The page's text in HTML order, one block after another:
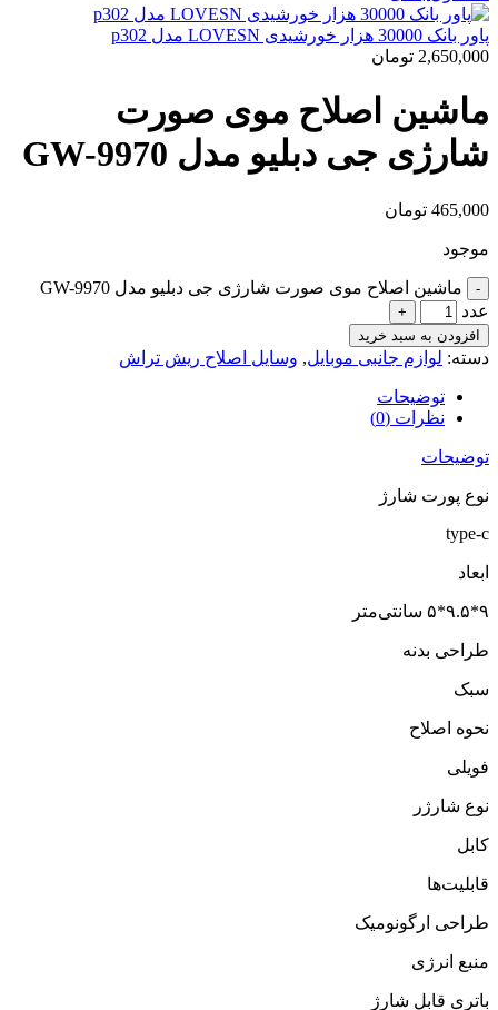
پاور بانک 30000 هزار خورشیدی LOVESN مدل p302
2,650,000 تومان
ماشین اصلاح موی صورت
شارژی جی دبلیو مدل GW-9970
465,000 تومان
موجود
ماشین اصلاح موی صورت شارژی جی دبلیو مدل GW-9970
عدد
افزودن به سبد خرید
دسته: لوازم جانبی موبایل, وسایل اصلاح ریش تراش
توضیحات
نظرات (0)
توضیحات
نوع پورت شارژ
type-c
ابعاد
۹*۹.۵*۵ سانتی‌متر
طراحی بدنه
سبک
نحوه اصلاح
فویلی
نوع شارژر
کابل
قابلیت‌ها
طراحی ارگونومیک
منبع انرژی
باتری قابل شارژ